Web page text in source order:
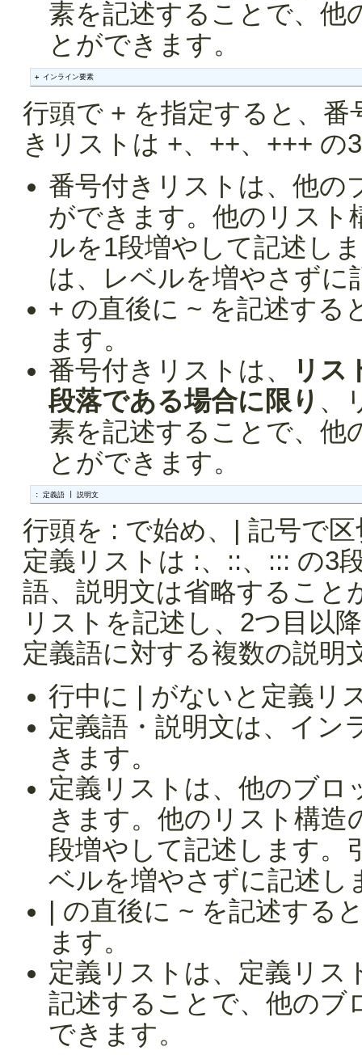
素を記述することで、他
とができます。
+ インライン要素
行頭で + を指定すると、
きリストは +、++、+++ の
番号付きリストは、他の
ができます。他のリスト
ルを1段増やして記述し
は、レベルを増やさずに
+ の直後に ~ を記述する
ます。
番号付きリストは、
リス
段落である場合に限り 、
素を記述することで、他
とができます。
: 定義語 | 説明文
行頭を : で始め、| 記号で
定義リストは :、::、::: の3
語、説明文は省略すること
リストを記述し、2つ目以
定義語に対する複数の説明
行中に | がないと定義リ
定義語・説明文は、イン
きます。
定義リストは、他のブロ
きます。他のリスト構造
段増やして記述します。
ベルを増やさずに記述し
| の直後に ~ を記述する
ます。
定義リストは、定義リス
記述することで、他のブ
できます。